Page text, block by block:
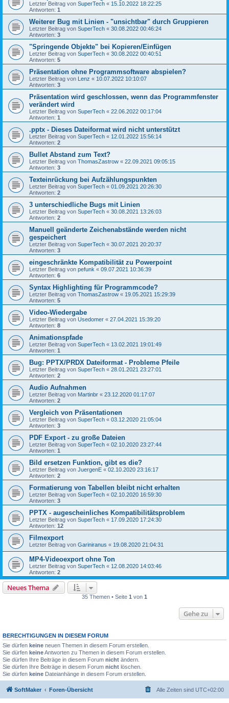
Letzter Beitrag von SuperTech « 15.10.2022 18:22:25
Antworten: 1
Weiterer Bug mit Linien - "unsichtbar" durch Gruppieren
Letzter Beitrag von SuperTech « 30.08.2022 00:46:24
Antworten: 3
"Springende Objekte" bei Kopieren/Einfügen
Letzter Beitrag von SuperTech « 30.08.2022 00:40:51
Antworten: 5
Präsentation ohne Programmsoftware abspielen?
Letzter Beitrag von Lenz « 10.07.2022 10:10:07
Antworten: 3
Präsentation wird geschlossen, wenn das Programmfenster
verändert wird
Letzter Beitrag von SuperTech « 22.06.2022 00:17:04
Antworten: 1
.pptx - Dieses Dateiformat wird nicht unterstützt
Letzter Beitrag von SuperTech « 12.01.2022 15:56:14
Antworten: 2
Bullet Abstand zum Text?
Letzter Beitrag von ThomasZastrow « 22.09.2021 09:05:15
Antworten: 3
Texteinrückung bei Aufzählungspunkten
Letzter Beitrag von SuperTech « 01.09.2021 20:26:30
Antworten: 2
3 unterschiedliche Bugs mit Linien
Letzter Beitrag von SuperTech « 30.08.2021 13:26:03
Antworten: 2
Manuell geänderte Zeichenabstände werden nicht
gespeichert
Letzter Beitrag von SuperTech « 30.07.2021 20:20:37
Antworten: 3
eingeschränkte Kompatibilität zu Powerpoint
Letzter Beitrag von pefunk « 09.07.2021 10:36:39
Antworten: 6
Syntax Highlighting für Programmcode?
Letzter Beitrag von ThomasZastrow « 19.05.2021 15:29:39
Antworten: 5
Video-Wiedergabe
Letzter Beitrag von Usedomer « 27.04.2021 15:39:20
Antworten: 8
Animationspfade
Letzter Beitrag von SuperTech « 13.02.2021 19:01:49
Antworten: 1
Bug: PPTX/PRDX Dateiformat - Probleme Pfeile
Letzter Beitrag von SuperTech « 28.01.2021 23:27:01
Antworten: 2
Audio Aufnahmen
Letzter Beitrag von Martinbr « 23.12.2020 01:17:07
Antworten: 2
Vergleich von Präsentationen
Letzter Beitrag von SuperTech « 03.12.2020 21:05:04
Antworten: 3
PDF Export - zu große Dateien
Letzter Beitrag von SuperTech « 02.10.2020 23:27:44
Antworten: 1
Bild ersetzen Funktion, gibt es die?
Letzter Beitrag von JuergenE « 02.10.2020 23:16:17
Antworten: 2
Formatierung von Tabellen bleibt nicht erhalten
Letzter Beitrag von SuperTech « 02.10.2020 16:59:30
Antworten: 3
PPTX - augescheinliches Kompatibilitätsproblem
Letzter Beitrag von SuperTech « 17.09.2020 17:24:30
Antworten: 12
Filmexport
Letzter Beitrag von Gariniranus « 19.08.2020 21:04:31
MP4-Videoexport ohne Ton
Letzter Beitrag von SuperTech « 12.08.2020 14:03:46
Antworten: 2
Neues Thema
35 Themen • Seite 1 von 1
Gehe zu
BERECHTIGUNGEN IN DIESEM FORUM
Sie dürfen keine neuen Themen in diesem Forum erstellen.
Sie dürfen keineAntworten zu Themen in diesem Forum erstellen.
Sie dürfen Ihre Beiträge in diesem Forum nicht ändern.
Sie dürfen Ihre Beiträge in diesem Forum nicht löschen.
Sie dürfen keine Dateianhänge in diesem Forum erstellen.
SoftMaker Foren-Übersicht Alle Zeiten sind UTC+02:00